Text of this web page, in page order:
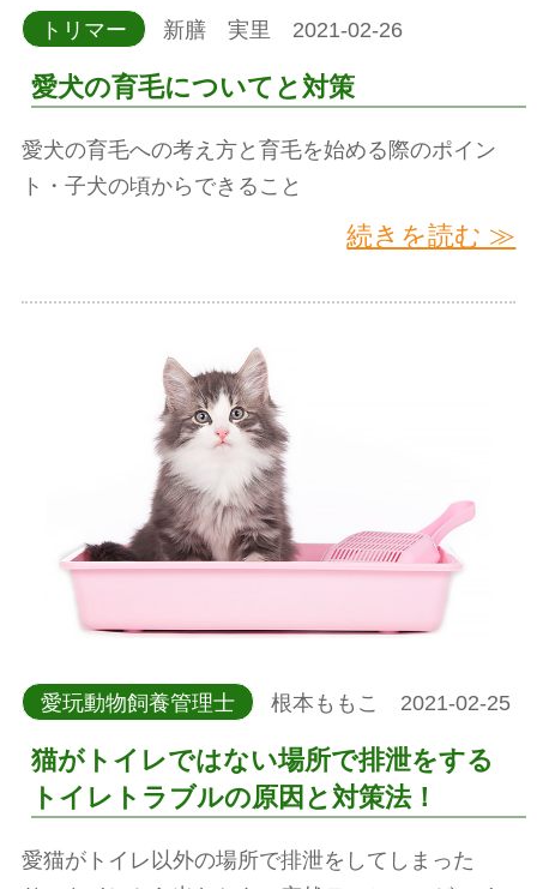
トリマー 新膳 実里 2021-02-26
愛犬の育毛についてと対策
愛犬の育毛への考え方と育毛を始める際のポイン
ト・子犬の頃からできること
続きを読む ≫
愛玩動物飼養管理士 根本ももこ 2021-02-25
猫がトイレではない場所で排泄をする
トイレトラブルの原因と対策法！
愛猫がトイレ以外の場所で排泄をしてしまった